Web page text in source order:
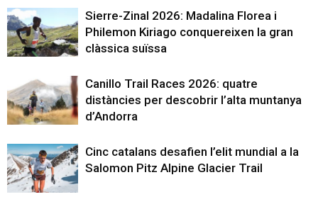
Sierre-Zinal 2026: Madalina Florea i
Philemon Kiriago conquereixen la gran
clàssica suïssa
Canillo Trail Races 2026: quatre
distàncies per descobrir l’alta muntanya
d’Andorra
Cinc catalans desafien l’elit mundial a la
Salomon Pitz Alpine Glacier Trail